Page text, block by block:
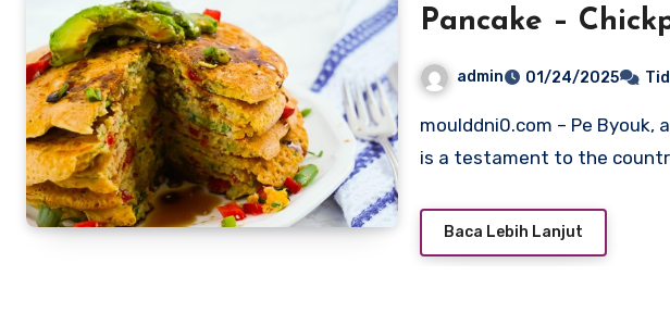
Pancake –
admin 01/24/2025
moulddni0.com – Pe Byouk, a beloved dish from Myanmar,
is a testament to the
Baca Lebih Lanjut